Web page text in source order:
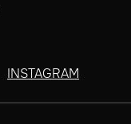
INSTAGRAM